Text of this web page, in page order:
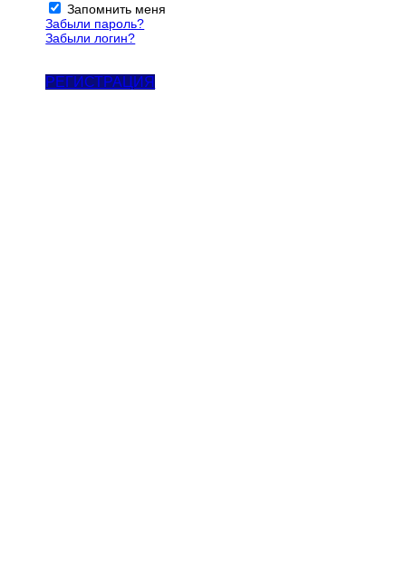
Запомнить меня
Забыли пароль?
Забыли логин?
РЕГИСТРАЦИЯ